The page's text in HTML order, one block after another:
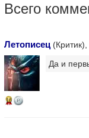
Всего
Летописец
16
Да и